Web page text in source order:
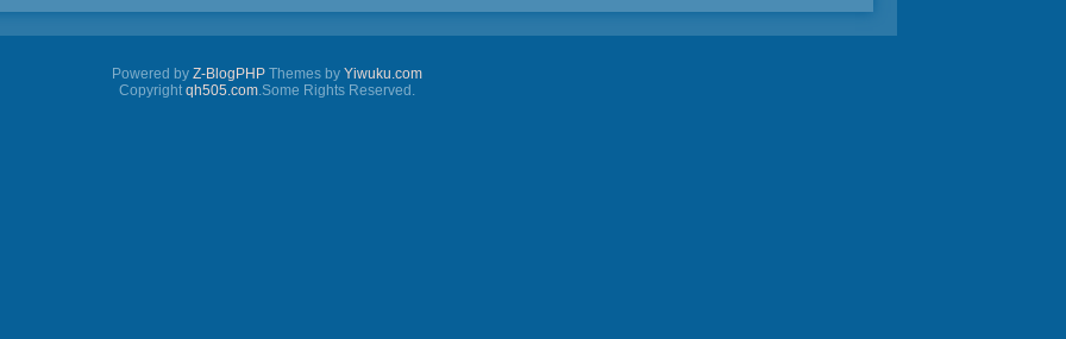
Powered by Z-BlogPHPThemes by Yiwuku.com
Copyrightqh505.com.Some Rights Reserved.